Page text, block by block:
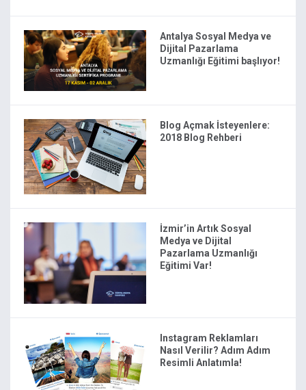
Antalya Sosyal Medya ve
Dijital Pazarlama
Uzmanlığı Eğitimi başlıyor!
Blog Açmak İsteyenlere:
2018 Blog Rehberi
İzmir’in Artık Sosyal
Medya ve Dijital
Pazarlama Uzmanlığı
Eğitimi Var!
Instagram Reklamları
Nasıl Verilir? Adım Adım
Resimli Anlatımla!